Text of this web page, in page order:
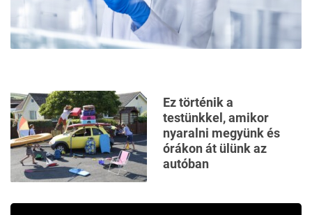
Ez történik a
testünkkel, amikor
nyaralni megyünk és
órákon át ülünk az
autóban